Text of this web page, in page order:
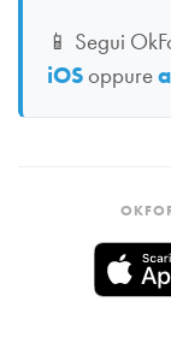
📱 Segui
iOSoppure